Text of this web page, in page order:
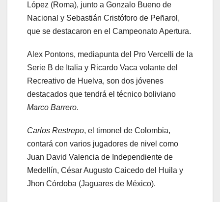
López (Roma), junto a Gonzalo Bueno de
Nacional y Sebastián Cristóforo de Peñarol,
que se destacaron en el Campeonato Apertura.
Alex Pontons, mediapunta del Pro Vercelli de la
Serie B de Italia y Ricardo Vaca volante del
Recreativo de Huelva, son dos jóvenes
destacados que tendrá el técnico boliviano
Marco Barrero.
Carlos Restrepo, el timonel de Colombia,
contará con varios jugadores de nivel como
Juan David Valencia de Independiente de
Medellín, César Augusto Caicedo del Huila y
Jhon Córdoba (Jaguares de México).